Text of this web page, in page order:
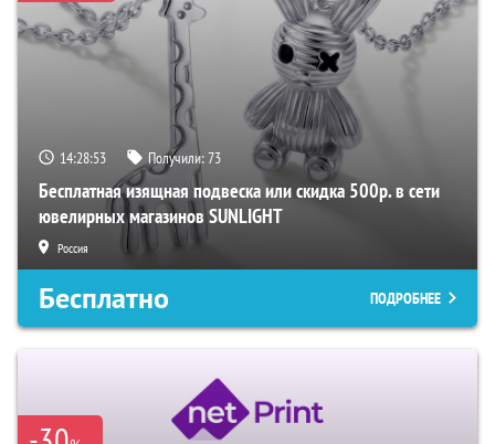
14:28:52 Получили:73
Бесплатная изящная подвеска или скидка 500р. в сети
ювелирных магазинов SUNLIGHT
Россия
Бесплатно ПОДРОБНЕЕ